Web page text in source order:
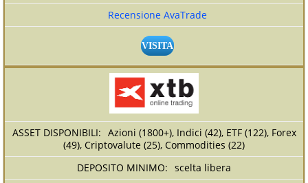
Recensione AvaTrade
VISITA
Azioni (1800+), Indici (42), ETF (122), Forex
(49), Criptovalute (25), Commodities (22)
scelta libera